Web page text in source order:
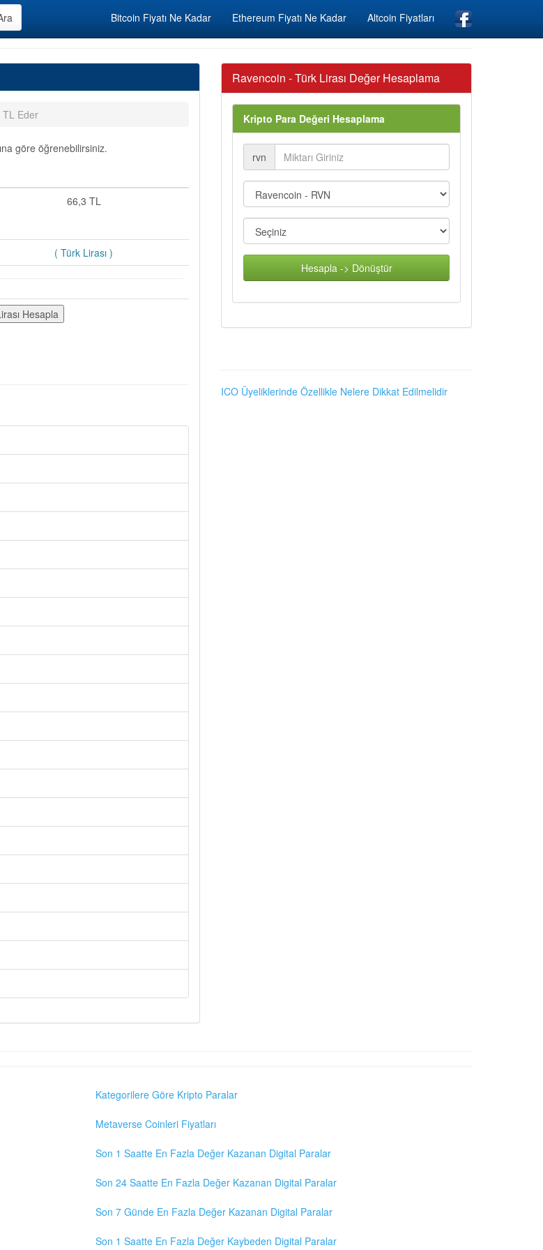
Bitcoin Fiyatı Ne Kadar Ethereum Fiyatı Ne Kadar Altcoin Fiyatları
TL Eder
göre öğrenebilirsiniz.
66,3 TL
( Türk Lirası )
Ravencoin - Türk Lirası Değer Hesaplama
Kripto Para Değeri Hesaplama
rvn
Hesapla -> Dönüştür
ICO Üyeliklerinde Özellikle Nelere Dikkat Edilmelidir
Kategorilere Göre Kripto Paralar
Metaverse Coinleri Fiyatları
Son 1 Saatte En Fazla Değer Kazanan Digital Paralar
Son 24 Saatte En Fazla Değer Kazanan Digital Paralar
Son 7 Günde En Fazla Değer Kazanan Digital Paralar
Son 1 Saatte En Fazla Değer Kaybeden Digital Paralar